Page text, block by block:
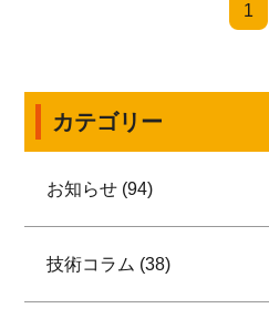
1
カテゴリー
お知らせ (94)
技術コラム (38)